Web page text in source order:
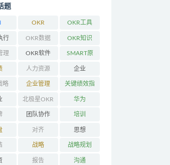
题
OKR OKR工具
行 OKR数据 OKR知识
理 OKR软件 SMART原
则
人力资源 企业
略 企业管理 关键绩效指
标
北极星OKR 华为
团队协作 培训
对齐 思想
战略 战略规划
报告 沟通